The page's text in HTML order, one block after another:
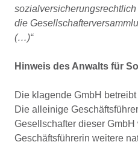
die
(…)“
Hinweis des Anwalts für
Die klagende GmbH
Die alleinige
Gesellschafter dieser
Geschäftsführerin weitere